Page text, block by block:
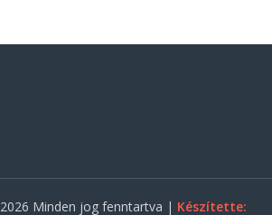
2026 Minden jog fenntartva | Készítette: